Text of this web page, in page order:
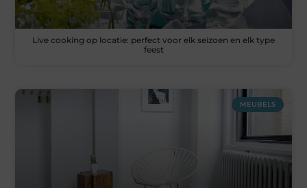
Live cooking op locatie: perfect voor elk seizoen en elk type
feest
MEUBELS